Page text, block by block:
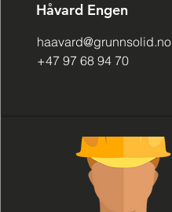
Håvard Engen
haavard@grunnsolid.no
+47 97 68 94 70